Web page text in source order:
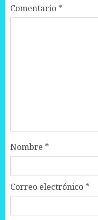
Comentario *
Nombre *
Correo electrónico *